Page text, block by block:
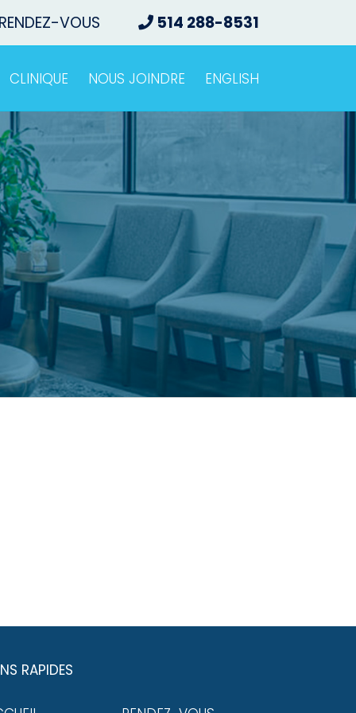
VOUS 514 288-8531
CLINIQUE NOUS JOINDRE ENGLISH
RAPIDES